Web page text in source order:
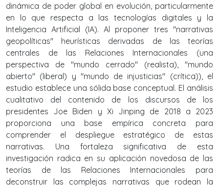
dinámica de poder global en evolución, particularmente
en lo que respecta a las tecnologías digitales y la
Inteligencia Artificial (IA). Al proponer tres "narrativas
geopolíticas" heurísticas derivadas de las teorías
centrales de las Relaciones Internacionales (una
perspectiva de "mundo cerrado" (realista), "mundo
abierto" (liberal) y "mundo de injusticias" (crítica)), el
estudio establece una sólida base conceptual. El análisis
cualitativo del contenido de los discursos de los
presidentes Joe Biden y Xi Jinping de 2018 a 2023
proporciona una base empírica concreta para
comprender el despliegue estratégico de estas
narrativas. Una fortaleza significativa de esta
investigación radica en su aplicación novedosa de las
teorías de las Relaciones Internacionales para
deconstruir las complejas narrativas que rodean la